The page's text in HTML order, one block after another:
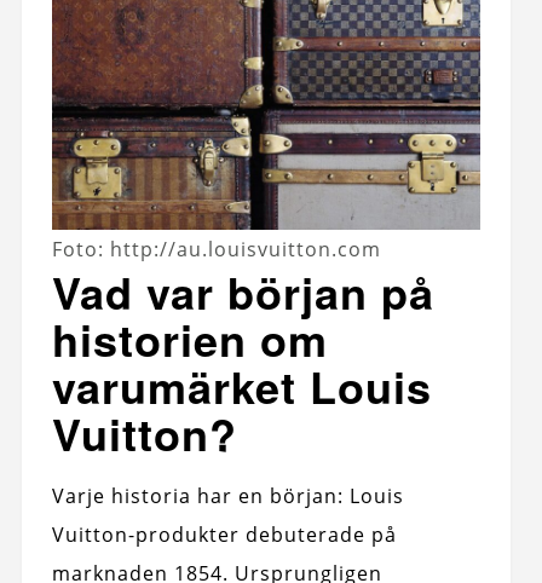
Foto: http://au.louisvuitton.com
Vad var början på
historien om
varumärket Louis
Vuitton?
Varje historia har en början: Louis
Vuitton-produkter debuterade på
marknaden 1854. Ursprungligen